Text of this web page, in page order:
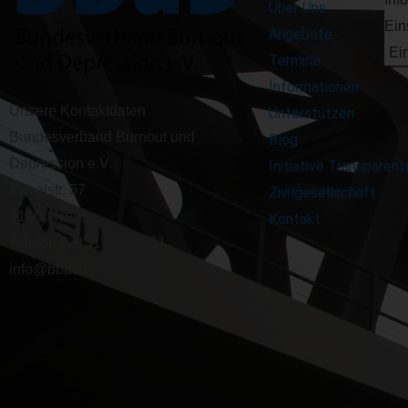
Unsere Kontaktdaten
Bundesverband Burnout und
Depression e.V.
Kanalstr. 57
41460 Neuss
info@bbud.info
Über Uns
Angebote
Termine
Informationen
Unterstützen
Blog
Initiative
Zivilgesellschaft
Kontakt